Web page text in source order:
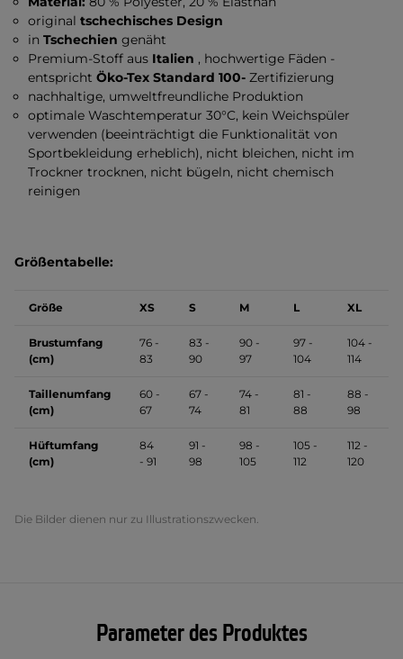
originaltschechisches Design
inTschechien genäht
Premium-Stoff aus Italien , hochwertige Fäden -
entsprichtÖko-Tex Standard 100- Zertifizierung
nachhaltige, umweltfreundliche Produktion
optimale Waschtemperatur 30°C, kein Weichspüler
verwenden (beeinträchtigt die Funktionalität von
Sportbekleidung erheblich), nicht bleichen, nicht im
Trockner trocknen, nicht bügeln, nicht chemisch
reinigen
Größentabelle:
Größe XS S M L XL
Brustumfang
(cm)
76 -
83
83 -
90
90 -
97
97 -
104
104 -
114
Taillenumfang
(cm)
60 -
67
67 -
74
74 -
81
81 -
88
88 -
98
Hüftumfang
(cm)
84
- 91
91 -
98
98 -
105
105 -
112
112 -
120
Die Bilder dienen nur zu Illustrationszwecken.
Parameter des Produktes